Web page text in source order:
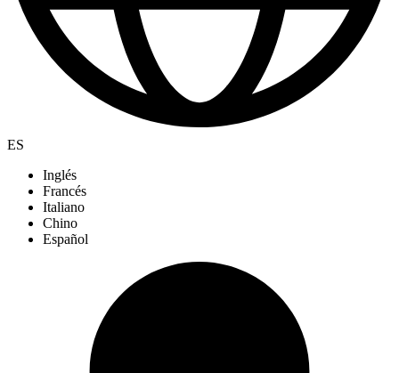
ES
Inglés
Francés
Italiano
Chino
Español